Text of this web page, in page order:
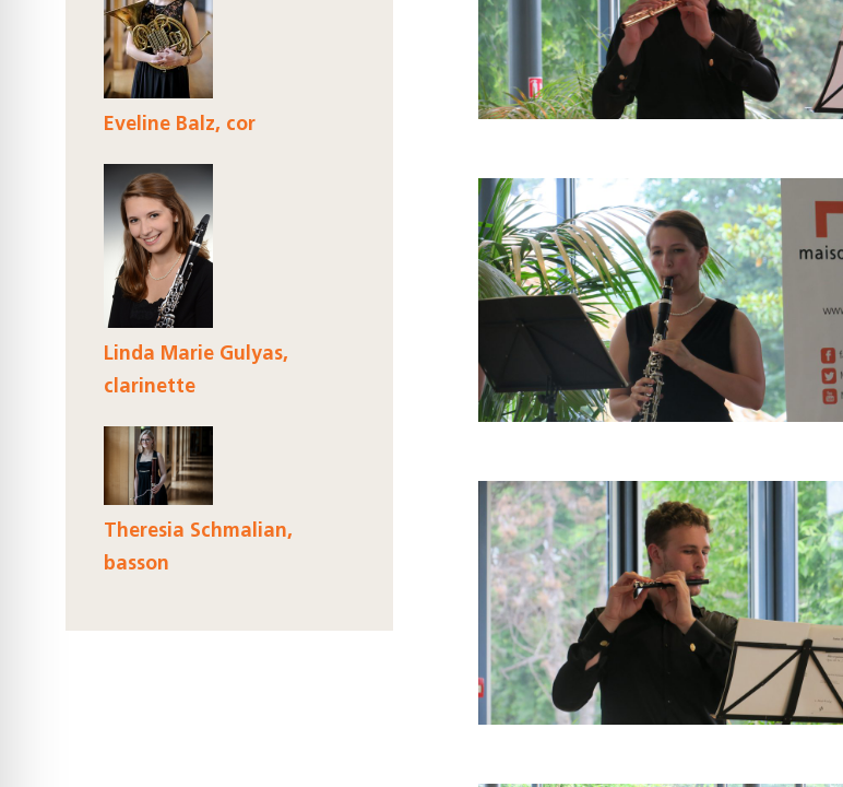
Eveline Balz, cor
Linda Marie Gulyas,
clarinette
Theresia Schmalian,
basson